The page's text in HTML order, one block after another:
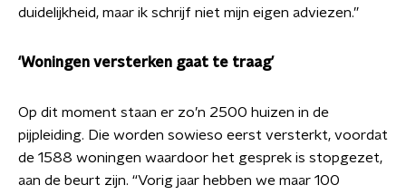
duidelijkheid, maar ik schrijf niet mijn eigen adviezen.”
‘Woningen versterken gaat te traag’
Op dit moment staan er zo’n 2500 huizen in de
pijpleiding. Die worden sowieso eerst versterkt, voordat
de 1588 woningen waardoor het gesprek is stopgezet,
aan de beurt zijn. “Vorig jaar hebben we maar 100